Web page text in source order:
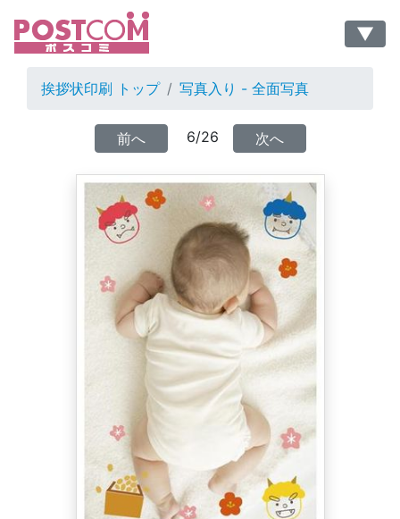
▼
挨拶状印刷 トップ 写真入り - 全面写真
6/26